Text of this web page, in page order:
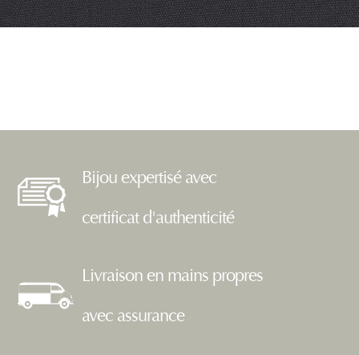
Bijou expertisé avec
certificat d'authenticité
Livraison en mains propres
avec assurance